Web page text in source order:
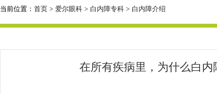
当前位置： 首页 > 爱尔眼科 > 白内障专科 > 白内障介绍
在所有疾病里，为什么白